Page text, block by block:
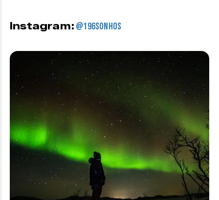
Instagram: @196sonhos